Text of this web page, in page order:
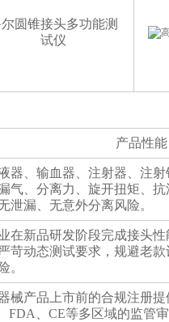
圆锥接头多功能测
试仪
产品性能
器、输血器、注射器、注
气、分离力、旋开扭矩、
泄漏、无意外分离风险。
在新品研发阶段完成接头性
苛动态测试要求，规避老
。
械产品上市前的合规注册
FDA、CE等多区域的监管